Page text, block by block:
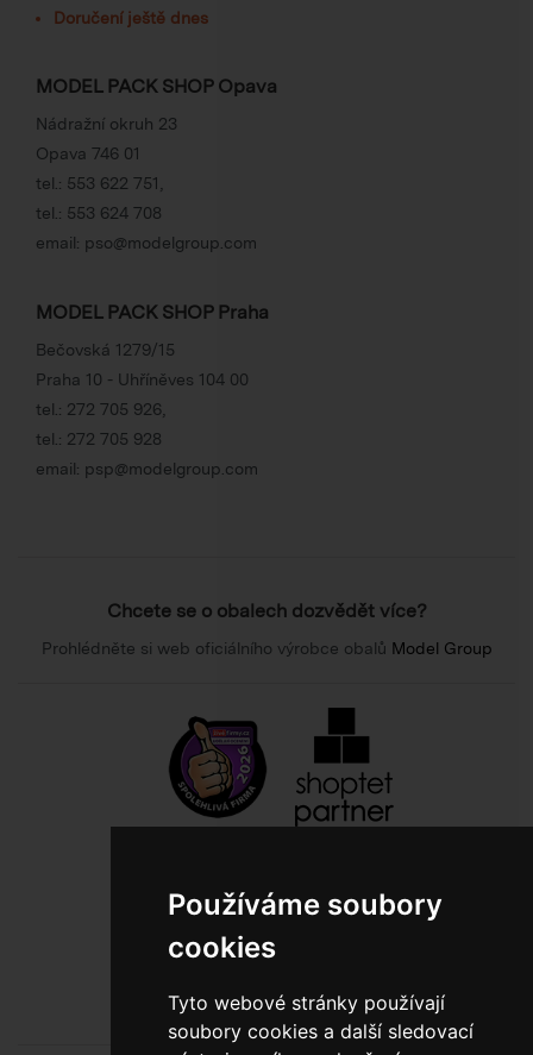
Používáme soubory
cookies
Tyto webové stránky používají
soubory cookies a další sledovací
Doručení ještě dnes
MODEL PACK SHOP Opava
Nádražní okruh 23
Opava 746 01
tel.: 553 622 751
tel.: 553 624 708
email: pso@modelgroup.com
MODEL PACK SHOP Praha
Bečovská 1279/15
Praha 10 - Uhříněves 104 00
tel.: 272 705 926
tel.: 272 705 928
email: psp@modelgroup.com
Chcete se o obalech dozvědět více?
Prohlédněte si web oficiálního výrobce obalů Model Group
BEZPLATNÁ INFOLINKA